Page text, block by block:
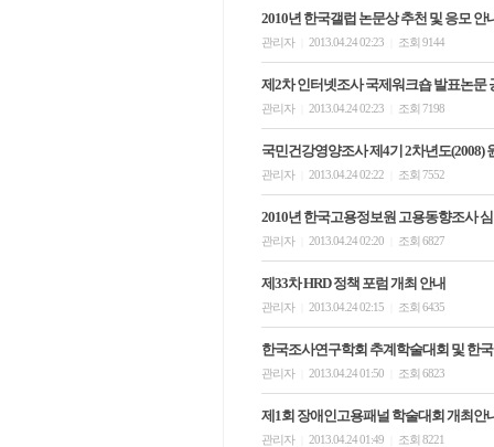
2010년 한국갤럽 논문상 추천 및 응모 안
관리자 2013.04.24 02:23 조회 9144
제2차 인터넷조사 국제워크숍 발표논문
관리자 2013.04.24 02:23 조회 7198
국민건강영양조사 제4기 2차년도(2008)
관리자 2013.04.24 02:22 조회 7552
2010년 한국고용정보원 고용동향조사
관리자 2013.04.24 02:20 조회 6827
제33차 HRD 정책 포럼 개최 안내
관리자 2013.04.24 02:15 조회 6435
한국조사연구학회 추계학술대회 및 한
관리자 2013.04.24 01:50 조회 6823
제1회 장애인고용패널 학술대회 개최안
관리자 2013.04.24 01:49 조회 8221